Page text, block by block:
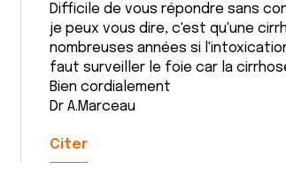
Difficile de vous répondre sans
je peux vous dire, c'est qu'une
nombreuses années si
faut surveiller le foie car la
Bien cordialement
Dr A.Marceau
Citer